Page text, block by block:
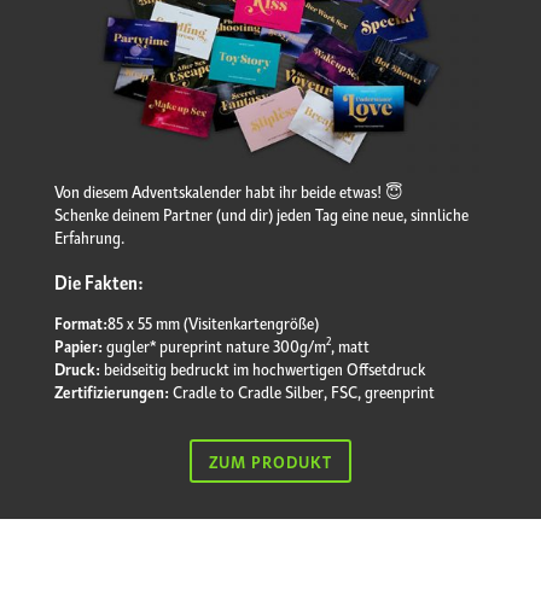
Von diesem Adventskalender habt ihr beide etwas! 😇
Schenke deinem Partner (und dir) jeden Tag eine neue, sinnliche
Erfahrung.
Die Fakten:
Format:85 x 55 mm (Visitenkartengröße)
Papier: gugler* pureprint nature 300g/m2, matt
Druck: beidseitig bedruckt im hochwertigen Offsetdruck
Zertifizierungen: Cradle to Cradle Silber, FSC, greenprint
ZUM PRODUKT